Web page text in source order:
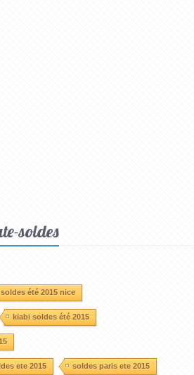
soldes
soldes été 2015 nice
kiabi soldes été 2015
ete 2015 soldes paris ete 2015